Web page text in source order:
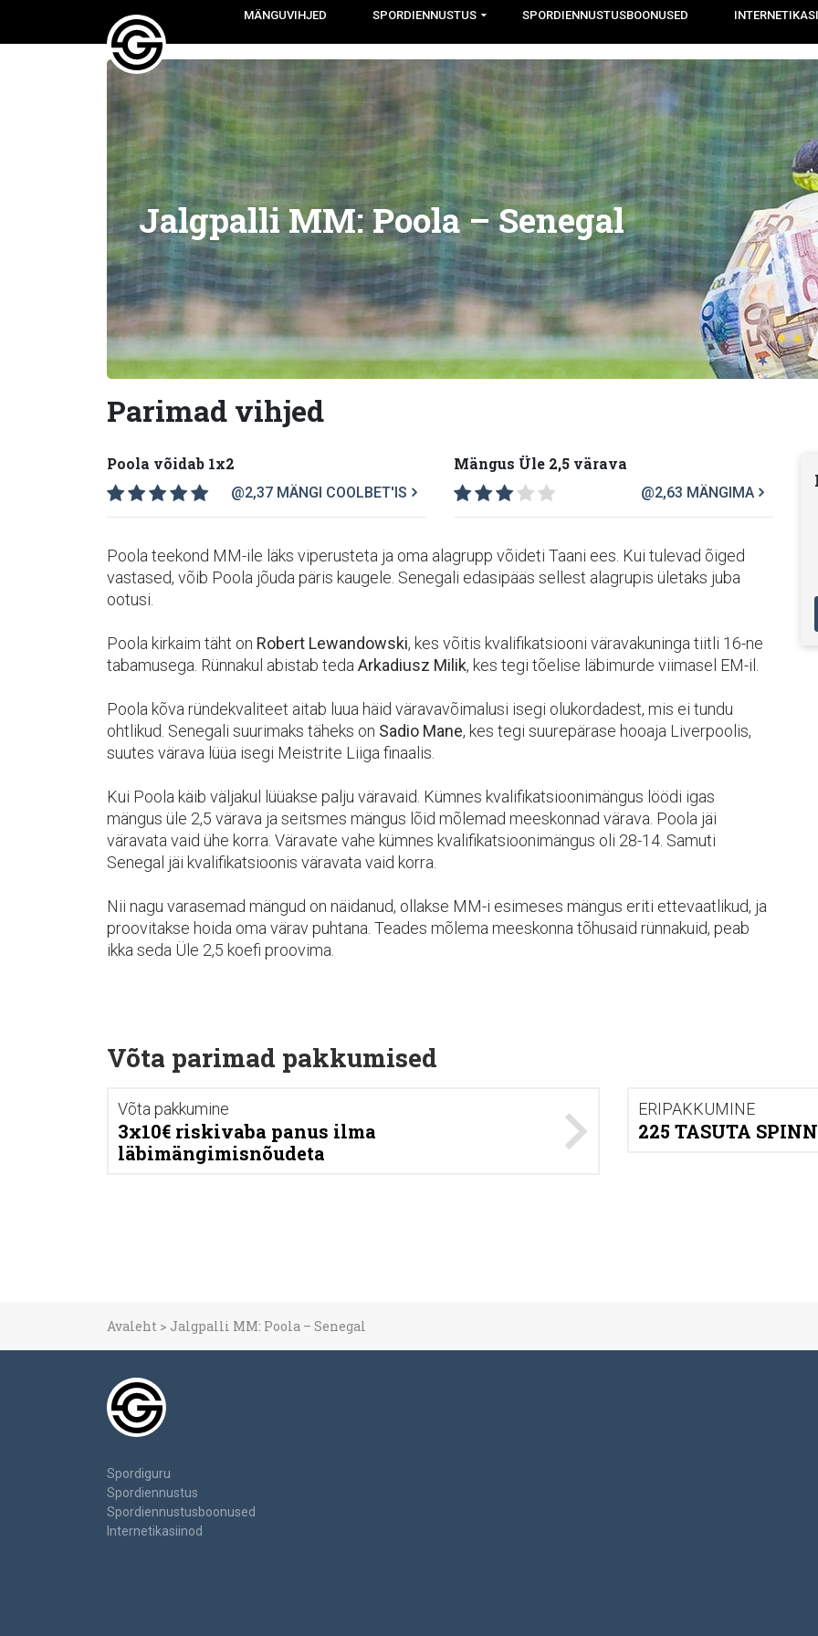
MÄNGUVIHJED SPORDIENNUSTUS SPORDIENNUSTUSBOONUSED
Jalgpalli MM: Poola – Senegal
Parimad vihjed
Poola võidab 1x2
@2,37 MÄNGI COOLBET'IS
Mängus Üle 2,5 värava
@2,63 MÄNGIMA
Poola teekond MM-ile läks viperusteta ja oma alagrupp võideti Taani ees. Kui tulevad õiged
vastased, võib Poola jõuda päris kaugele. Senegali edasipääs sellest alagrupis ületaks juba
ootusi.
Poola kirkaim täht on Robert Lewandowski, kes võitis kvalifikatsiooni väravakuninga tiitli 16-ne
tabamusega. Rünnakul abistab teda Arkadiusz Milik, kes tegi tõelise läbimurde viimasel EM-il.
Poola kõva ründekvaliteet aitab luua häid väravavõimalusi isegi olukordadest, mis ei tundu
ohtlikud. Senegali suurimaks täheks on Sadio Mane, kes tegi suurepärase hooaja Liverpoolis,
suutes värava lüüa isegi Meistrite Liiga finaalis.
Kui Poola käib väljakul lüüakse palju väravaid. Kümnes kvalifikatsioonimängus löödi igas
mängus üle 2,5 värava ja seitsmes mängus lõid mõlemad meeskonnad värava. Poola jäi
väravata vaid ühe korra. Väravate vahe kümnes kvalifikatsioonimängus oli 28-14. Samuti
Senegal jäi kvalifikatsioonis väravata vaid korra.
Nii nagu varasemad mängud on näidanud, ollakse MM-i esimeses mängus eriti ettevaatlikud, ja
proovitakse hoida oma värav puhtana. Teades mõlema meeskonna tõhusaid rünnakuid, peab
ikka seda Üle 2,5 koefi proovima.
Võta parimad pakkumised
Võta pakkumine
3x10€ riskivaba panus ilma
läbimängimisnõudeta
ERIPAKKUMINE
225 TASUTA
Avaleht > Jalgpalli MM: Poola – Senegal
Spordiguru
Spordiennustus
Spordiennustusboonused
Internetikasiinod